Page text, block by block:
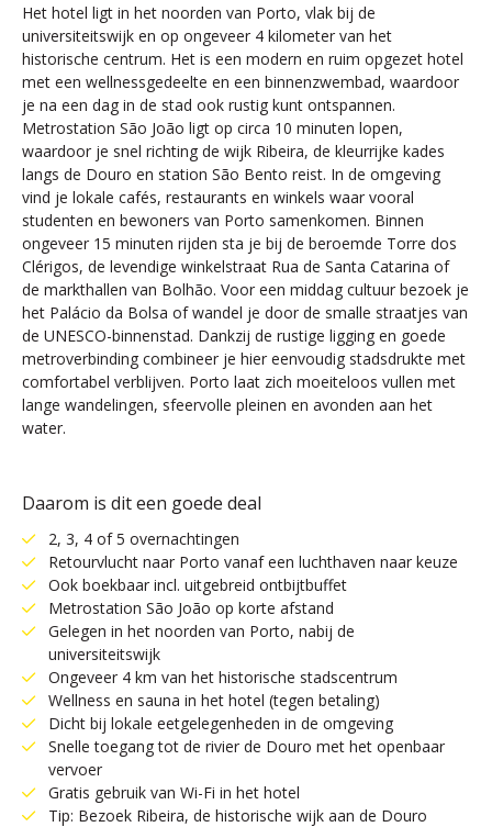
Het hotel ligt in het noorden van Porto, vlak bij de
universiteitswijk en op ongeveer 4 kilometer van het
historische centrum. Het is een modern en ruim opgezet hotel
met een wellnessgedeelte en een binnenzwembad, waardoor
je na een dag in de stad ook rustig kunt ontspannen.
Metrostation São João ligt op circa 10 minuten lopen,
waardoor je snel richting de wijk Ribeira, de kleurrijke kades
langs de Douro en station São Bento reist. In de omgeving
vind je lokale cafés, restaurants en winkels waar vooral
studenten en bewoners van Porto samenkomen. Binnen
ongeveer 15 minuten rijden sta je bij de beroemde Torre dos
Clérigos, de levendige winkelstraat Rua de Santa Catarina of
de markthallen van Bolhão. Voor een middag cultuur bezoek je
het Palácio da Bolsa of wandel je door de smalle straatjes van
de UNESCO-binnenstad. Dankzij de rustige ligging en goede
metroverbinding combineer je hier eenvoudig stadsdrukte met
comfortabel verblijven. Porto laat zich moeiteloos vullen met
lange wandelingen, sfeervolle pleinen en avonden aan het
water.
Daarom is dit een goede deal
2, 3, 4 of 5 overnachtingen
Retourvlucht naar Porto vanaf een luchthaven naar keuze
Ook boekbaar incl. uitgebreid ontbijtbuffet
Metrostation São João op korte afstand
Gelegen in het noorden van Porto, nabij de
universiteitswijk
Ongeveer 4 km van het historische stadscentrum
Wellness en sauna in het hotel (tegen betaling)
Dicht bij lokale eetgelegenheden in de omgeving
Snelle toegang tot de rivier de Douro met het openbaar
vervoer
Gratis gebruik van Wi-Fi in het hotel
Tip: Bezoek Ribeira, de historische wijk aan de Douro